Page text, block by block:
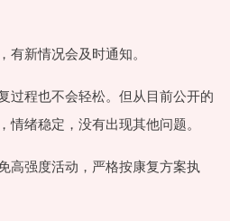
新情况会及时通知。
过程也不会轻松。但从目前公开的
绪稳定，没有出现其他问题。
高强度活动，严格按康复方案执